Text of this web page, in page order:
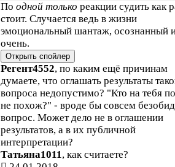
По одной только реакции судить как
стоит. Случается ведь в жизни
эмоциональный шантаж, осознанный
очень.
Регент4552, по каким ещё причинам
думаете, что оглашать результаты
вопроса недопустимо? "Кто на тебя
не похож?" - вроде бы совсем
вопрос. Может дело не в оглашении
результатов, а в их публичной
интерпретации?
Татьяна1011, как считаете?